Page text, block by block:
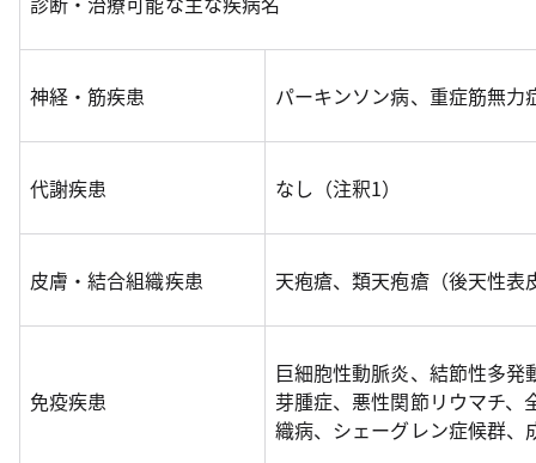
神経・筋疾患 パーキンソン病、重症筋無
代謝疾患 なし（注釈1）
皮膚・結合組織疾患 天疱瘡、類天疱瘡（後天性表
免疫疾患
巨細胞性動脈炎、結節性多
芽腫症、悪性関節リウマチ
織病、シェーグレン症候群